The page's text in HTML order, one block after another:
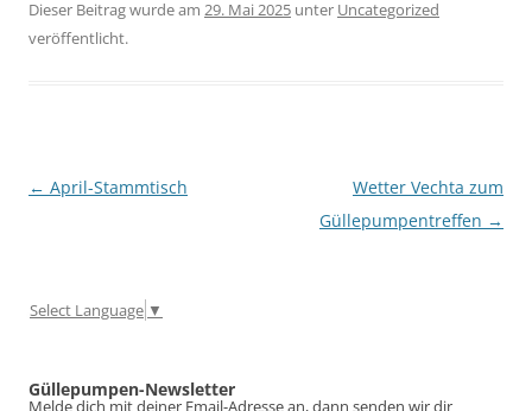
Dieser Beitrag wurde am 29. Mai 2025 unter Uncategorized
veröffentlicht.
Beitragsnavigation
← April-Stammtisch
Wetter Vechta zum
Güllepumpentreffen →
Select Language ▼
Güllepumpen-Newsletter
Melde dich mit deiner Email-Adresse an, dann senden wir dir